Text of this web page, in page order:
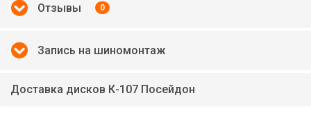
Отзывы 0
Запись на шиномонтаж
Доставка дисков К-107 Посейдон